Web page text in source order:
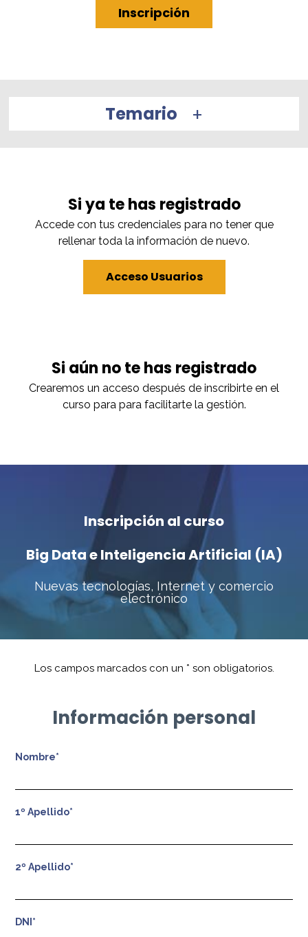
Inscripción
Temario
Si ya te has registrado
Accede con tus credenciales para no tener que
rellenar toda la información de nuevo.
Acceso Usuarios
Si aún no te has registrado
Crearemos un acceso después de inscribirte en el
curso para para facilitarte la gestión.
Inscripción al curso
Big Data e Inteligencia Artificial (IA)
Nuevas tecnologías, Internet y comercio
electrónico
Los campos marcados con un * son obligatorios.
Información personal
Nombre*
1º Apellido*
2º Apellido*
DNI*